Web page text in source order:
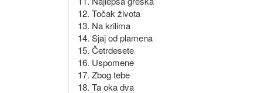
12. Točak života
13. Na krilima
14. Sjaj od plamena
15. Četrdesete
16. Uspomene
17. Zbog tebe
18. Ta oka dva